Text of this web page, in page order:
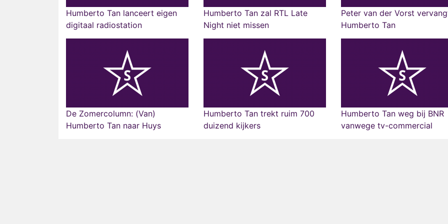
Humberto Tan lanceert eigen
digitaal radiostation
Humberto Tan zal RTL Late
Night niet missen
Peter van der Vorst
Humberto Tan
De Zomercolumn: (Van)
Humberto Tan naar Huys
Humberto Tan trekt ruim 700
duizend kijkers
Humberto Tan weg bij BNR
vanwege tv-commercial